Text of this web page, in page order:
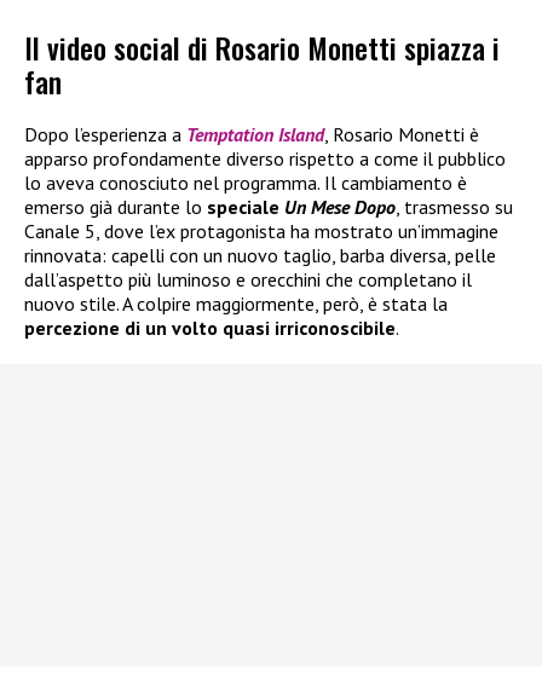
Il video social di Rosario Monetti spiazza i
fan
Dopo l’esperienza a Temptation Island, Rosario Monetti è
apparso profondamente diverso rispetto a come il pubblico
lo aveva conosciuto nel programma. Il cambiamento è
emerso già durante lo speciale Un Mese Dopo, trasmesso su
Canale 5, dove l’ex protagonista ha mostrato un’immagine
rinnovata: capelli con un nuovo taglio, barba diversa, pelle
dall’aspetto più luminoso e orecchini che completano il
nuovo stile. A colpire maggiormente, però, è stata la
percezione di un volto quasi irriconoscibile.